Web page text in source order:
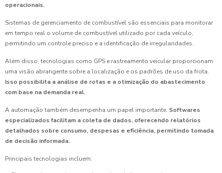
operacionais.
Sistemas de gerenciamento de combustível são essenciais para monitorar
em tempo real o volume de combustível utilizado por cada veículo,
permitindo um controle preciso e a identificação de irregularidades.
Além disso, tecnologias como GPS e rastreamento veicular proporcionam
uma visão abrangente sobre a localização e os padrões de uso da frota.
Isso possibilita a análise de rotas e a otimização do abastecimento
com base na demanda real.
A automação também desempenha um papel importante. Softwares
especializados facilitam a coleta de dados, oferecendo relatórios
detalhados sobre consumo, despesas e eficiência, permitindo tomada
de decisão informada.
Principais tecnologias incluem: